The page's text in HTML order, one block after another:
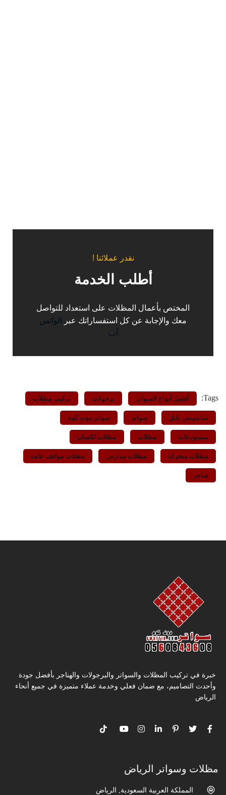
نقدر عملائنا !
أطلب الخدمة
المختص بأعمال المظلات على استعداد للتواصل
معك والإجابة عن كل استفساراتك عبر
الواتس
آب
Tags: أفضل أنواع السواتر برجولات تركيب مظلات
ساندوتش بانل سواتر سواتر دوت كوم
مستودعات مظلات مظلات لكسان
مظلات متحركة مظلات مدارس مظلات مواقف عامة
هناجر
خبرة في تركيب المظلات والسواتر والبرجولات والهناجر بأفضل جودة
وأحدث التصاميم، مع ضمان فعلي وخدمة عملاء متميزة في جميع أنحاء
الرياض
مظلات وسواتر الرياض
المملكة العربية السعودية, الرياض